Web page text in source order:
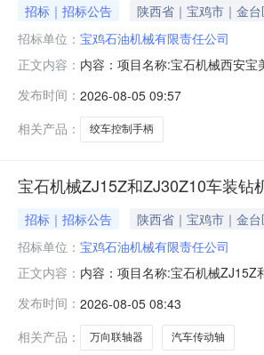
招标｜招标公告 陕西省｜宝鸡市｜金台
招标单位： 宝鸡石油机械有限责任公司
正文内容： 内容：项目名称:宝石机械西安
人：申建刚采购代理机构联系方
发布时间： 2026-08-05 09:57
相关产品：
绞车控制手柄
宝石机械ZJ15Z和ZJ30Z10车装钻
招标｜招标公告 陕西省｜宝鸡市｜金台
招标单位： 宝鸡石油机械有限责任公司
正文内容： 内容：项目名称:宝石机械ZJ15Z
他：无竞争性谈判公告.zip
发布时间： 2026-08-05 08:43
相关产品：
万向联轴器 汽车传动轴